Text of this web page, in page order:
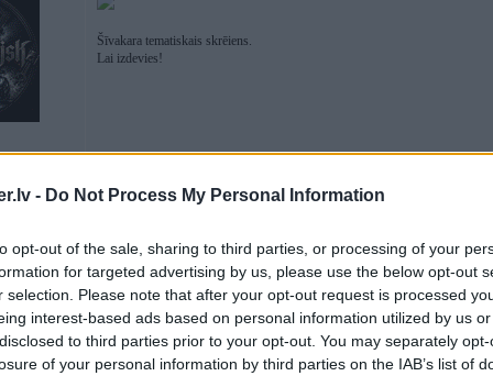
- Do Not Process My Personal Information
opt-out of the sale, sharing to third parties, or processing of your
for targeted advertising by us, please use the below opt-out
selection. Please note that after your opt-out request is processed
interest-based ads based on personal information utilized by us
to third parties prior to your opt-out. You may separately
of your personal information by third parties on the IAB’s list of
Šīvakara tematiskais skrēiens.
Lai izdevies!
31.12.2015 plkst 00.05 pa logu redzēju kkādu sportistu skrienot nebija